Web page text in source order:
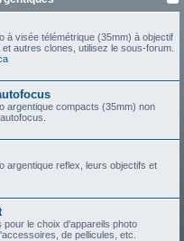
à visée télémétrique (35mm) à objectif
autres clones, utilisez le sous-forum.
argentique compacts (35mm) non
argentique reflex, leurs objectifs et
le choix d'appareils photo
de pellicules, etc.